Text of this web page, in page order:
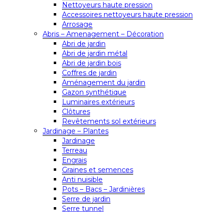
Nettoyeurs haute pression
Accessoires nettoyeurs haute pression
Arrosage
Abris – Amenagement – Décoration
Abri de jardin
Abri de jardin métal
Abri de jardin bois
Coffres de jardin
Aménagement du jardin
Gazon synthétique
Luminaires extérieurs
Clôtures
Revêtements sol extérieurs
Jardinage – Plantes
Jardinage
Terreau
Engrais
Graines et semences
Anti nuisible
Pots – Bacs – Jardinières
Serre de jardin
Serre tunnel